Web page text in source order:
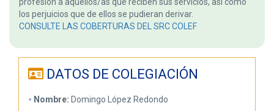
los perjuicios que de ellos se pudieran derivar.
CONSULTE LAS COBERTURAS DEL SRC COLEF
DATOS DE COLEGIACIÓN
Nombre: Domingo López Redondo